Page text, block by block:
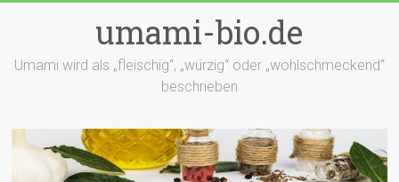
umami-bio.de
Umami wird als „fleischig“, „würzig“ oder „wohlschmeckend“
beschrieben